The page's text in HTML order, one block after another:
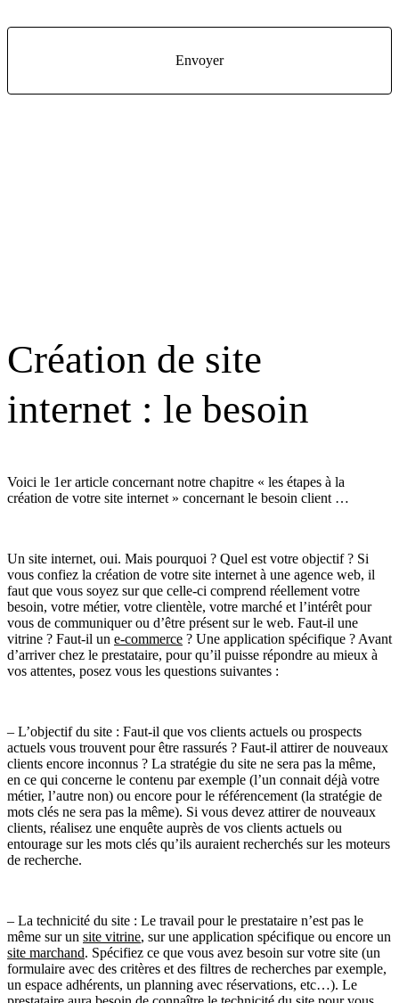
Création de site
internet : le besoin
Voici le 1er article concernant notre chapitre « les étapes à la
création de votre site internet » concernant le besoin client …
Un site internet, oui. Mais pourquoi ? Quel est votre objectif ? Si
vous confiez la création de votre site internet à une agence web, il
faut que vous soyez sur que celle-ci comprend réellement votre
besoin, votre métier, votre clientèle, votre marché et l’intérêt pour
vous de communiquer ou d’être présent sur le web. Faut-il une
vitrine ? Faut-il un e-commerce ? Une application spécifique ? Avant
d’arriver chez le prestataire, pour qu’il puisse répondre au mieux à
vos attentes, posez vous les questions suivantes :
– L’objectif du site : Faut-il que vos clients actuels ou prospects
actuels vous trouvent pour être rassurés ? Faut-il attirer de nouveaux
clients encore inconnus ? La stratégie du site ne sera pas la même,
en ce qui concerne le contenu par exemple (l’un connait déjà votre
métier, l’autre non) ou encore pour le référencement (la stratégie de
mots clés ne sera pas la même). Si vous devez attirer de nouveaux
clients, réalisez une enquête auprès de vos clients actuels ou
entourage sur les mots clés qu’ils auraient recherchés sur les moteurs
de recherche.
– La technicité du site : Le travail pour le prestataire n’est pas le
même sur un site vitrine, sur une application spécifique ou encore un
site marchand. Spécifiez ce que vous avez besoin sur votre site (un
formulaire avec des critères et des filtres de recherches par exemple,
un espace adhérents, un planning avec réservations, etc…). Le